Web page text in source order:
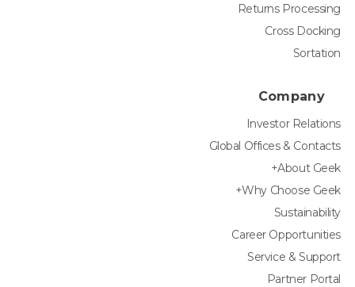
Returns Processing
Cross Docking
Sortation
Company
Investor Relations
Global Offices & Contacts
About Geek+
Why Choose Geek+
Sustainability
Career Opportunities
Service & Support
Partner Portal